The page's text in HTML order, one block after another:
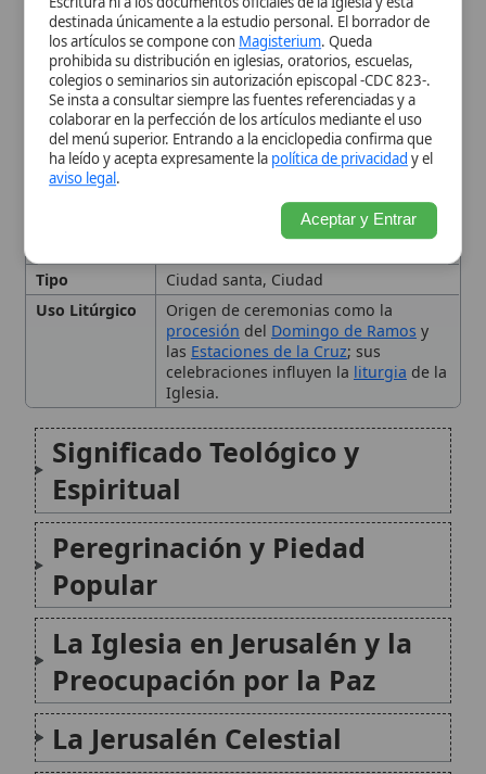
peregrinaciones católicas.
Tipo
Ciudad santa, Ciudad
Uso Litúrgico
Origen de ceremonias como la
procesióndelDomingo de Ramosy
lasEstaciones de la Cruz; sus
celebraciones influyen laliturgiade la
Iglesia.
Significado Teológico y
Peregrinación y Piedad
Popular
La Iglesia en Jerusalén y la
Preocupación por la Paz
La Jerusalén Celestial
Citas y referencias
Modificado el 19 de septiembre de 2025 • FideScore™ 8.99•
este artículo Paq. Scorm (LMS) Sugerir mejora
artículo•Imprimir artículo
Biblia de Jerusalén
La Biblia de Jerusalén es una traducción
católica de la Sagrada Escritura realizada por
la École biblique et archéologique française
de Jérusalem (Jerusalén), conocida por su
rigor filológico y por el gran volumen de
notas e introducciones destinadas a